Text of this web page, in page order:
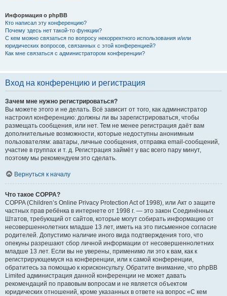
Информация о phpBB
Кто написал эту конференцию?
Почему здесь нет такой-то функции?
С кем можно связаться по вопросу некорректного использования и/или
юридических вопросов, связанных с этой конференцией?
Как мне связаться с администратором конференции?
Вход на конференцию и регистрация
Зачем мне нужно регистрироваться?
Вы можете этого и не делать. Всё зависит от того, как администратор
настроил конференцию: должны ли вы зарегистрироваться, чтобы
размещать сообщения, или нет. Тем не менее регистрация даёт вам
дополнительные возможности, которые недоступны анонимным
пользователям: аватары, личные сообщения, отправка email-сообщений,
участие в группах и т. д. Регистрация займёт у вас всего пару минут,
поэтому мы рекомендуем это сделать.
Вернуться к началу
Что такое COPPA?
COPPA (Children’s Online Privacy Protection Act of 1998), или Акт о защите
частных прав ребёнка в интернете от 1998 г. — это закон Соединённых
Штатов, требующий от сайтов, которые могут собирать информацию от
несовершеннолетних младше 13 лет, иметь на это письменное согласие
родителей. Допустимо наличие иного вида подтверждения того, что
опекуны разрешают сбор личной информации от несовершеннолетних
младше 13 лет. Если вы не уверены, применимо ли это к вам, как к
регистрирующемуся на конференции, или к самой конференции,
обратитесь за помощью к юрисконсульту. Обратите внимание, что phpBB
Limited администрация данной конференции не может давать
рекомендаций по правовым вопросам и не является объектом
юридических отношений, кроме указанных в ответе на вопрос «С кем